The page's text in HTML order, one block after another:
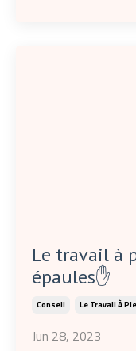
Le travail à
épaules✋
Conseil Le Travail À
Jun 28, 2023